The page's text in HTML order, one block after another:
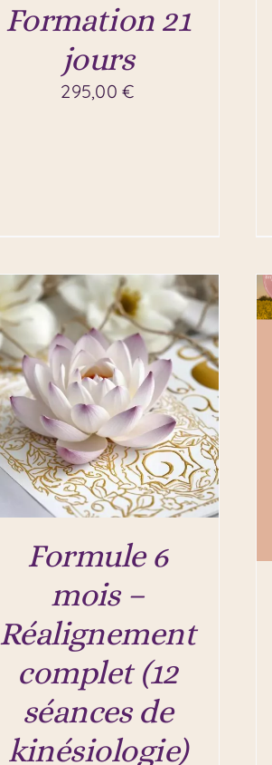
Formation 21
jours
295,00€
Formule 6
mois –
Réalignement
complet (12
séances de
kinésiologie)